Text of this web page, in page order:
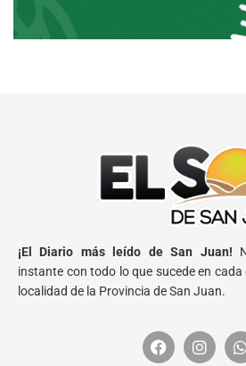
¡El Diario más leído de San Juan!
instante con todo lo que sucede en
localidad de la Provincia de San Juan.